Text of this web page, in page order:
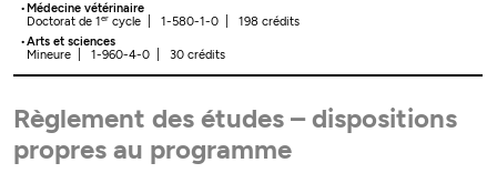
Médecine vétérinaire
Doctorat de 1 ercycle | 1-580-1-0 | 198 crédits
Arts et sciences
Mineure | 1-960-4-0 | 30 crédits
Règlement des études – dispositions
propres au programme